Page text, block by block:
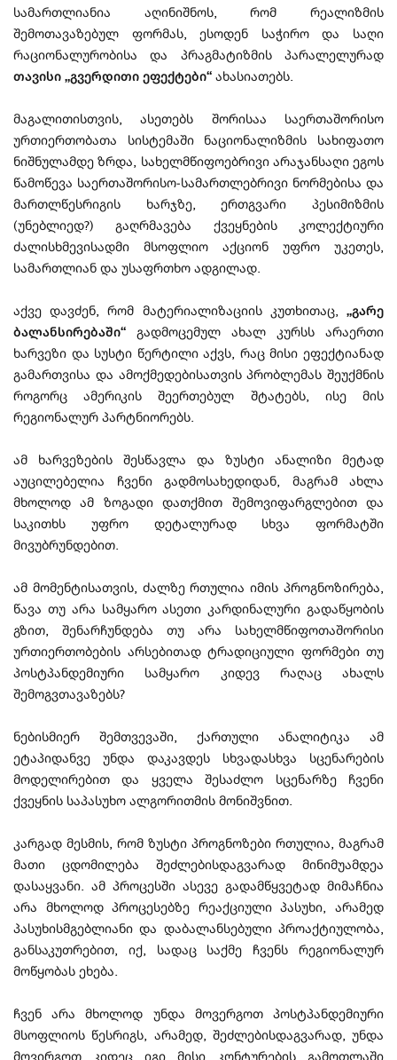
სამართლიანია აღინიშნოს, რომ რეალიზმის
შემოთავაზებულ ფორმას, ესოდენ საჭირო და საღი
რაციონალურობისა და პრაგმატიზმის პარალელურად
თავისი „გვერდითი ეფექტები“ ახასიათებს.
მაგალითისთვის, ასეთებს შორისაა საერთაშორისო
ურთიერთობათა სისტემაში ნაციონალიზმის სახიფათო
ნიშნულამდე ზრდა, სახელმწიფოებრივი არაჯანსაღი ეგოს
წამოწევა საერთაშორისო-სამართლებრივი ნორმებისა და
მართლწესრიგის ხარჯზე, ერთგვარი პესიმიზმის
(უნებლიედ?) გაღრმავება ქვეყნების კოლექტიური
ძალისხმევისადმი მსოფლიო აქციონ უფრო უკეთეს,
სამართლიან და უსაფრთხო ადგილად.
აქვე დავძენ, რომ მატერიალიზაციის კუთხითაც, „გარე
ბალანსირებაში“ გადმოცემულ ახალ კურსს არაერთი
ხარვეზი და სუსტი წერტილი აქვს, რაც მისი ეფექტიანად
გამართვისა და ამოქმედებისათვის პრობლემას შეუქმნის
როგორც ამერიკის შეერთებულ შტატებს, ისე მის
რეგიონალურ პარტნიორებს.
ამ ხარვეზების შესწავლა და ზუსტი ანალიზი მეტად
აუცილებელია ჩვენი გადმოსახედიდან, მაგრამ ახლა
მხოლოდ ამ ზოგადი დათქმით შემოვიფარგლებით და
საკითხს უფრო დეტალურად სხვა ფორმატში
მივუბრუნდებით.
ამ მომენტისათვის, ძალზე რთულია იმის პროგნოზირება,
წავა თუ არა სამყარო ასეთი კარდინალური გადაწყობის
გზით, შენარჩუნდება თუ არა სახელმწიფოთაშორისი
ურთიერთობების არსებითად ტრადიციული ფორმები თუ
პოსტპანდემიური სამყარო კიდევ რაღაც ახალს
შემოგვთავაზებს?
ნებისმიერ შემთვევაში, ქართული ანალიტიკა ამ
ეტაპიდანვე უნდა დაკავდეს სხვადასხვა სცენარების
მოდელირებით და ყველა შესაძლო სცენარზე ჩვენი
ქვეყნის საპასუხო ალგორითმის მონიშვნით.
კარგად მესმის, რომ ზუსტი პროგნოზები რთულია, მაგრამ
მათი ცდომილება შეძლებისდაგვარად მინიმუამდეა
დასაყვანი. ამ პროცესში ასევე გადამწყვეტად მიმაჩნია
არა მხოლოდ პროცესებზე რეაქციული პასუხი, არამედ
პასუხისმგებლიანი და დაბალანსებული პროაქტიულობა,
განსაკუთრებით, იქ, სადაც საქმე ჩვენს რეგიონალურ
მოწყობას ეხება.
ჩვენ არა მხოლოდ უნდა მოვერგოთ პოსტპანდემიური
მსოფლიოს წესრიგს, არამედ, შეძლებისდაგვარად, უნდა
მოვირგოთ კიდეც იგი მისი კონტურების გამოთლაში